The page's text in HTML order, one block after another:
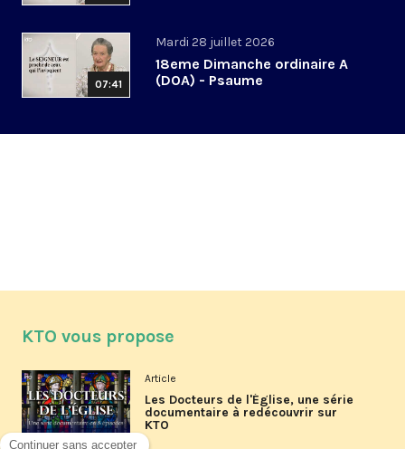
07:41
Mardi 28 juillet 2026
18eme Dimanche ordinaire A
(DOA) - Psaume
KTO vous propose
Article
Les Docteurs de l'Église, une série
documentaire à redécouvrir sur
KTO